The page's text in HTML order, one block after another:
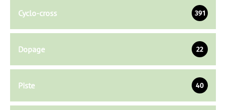
Cyclo-cross 391
Dopage 22
Piste 40